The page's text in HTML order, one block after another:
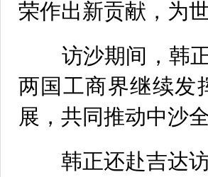
荣作出新贡献，为
访沙期间，韩正
两国工商界继续发
展，共同推动中沙
韩正还赴吉达访